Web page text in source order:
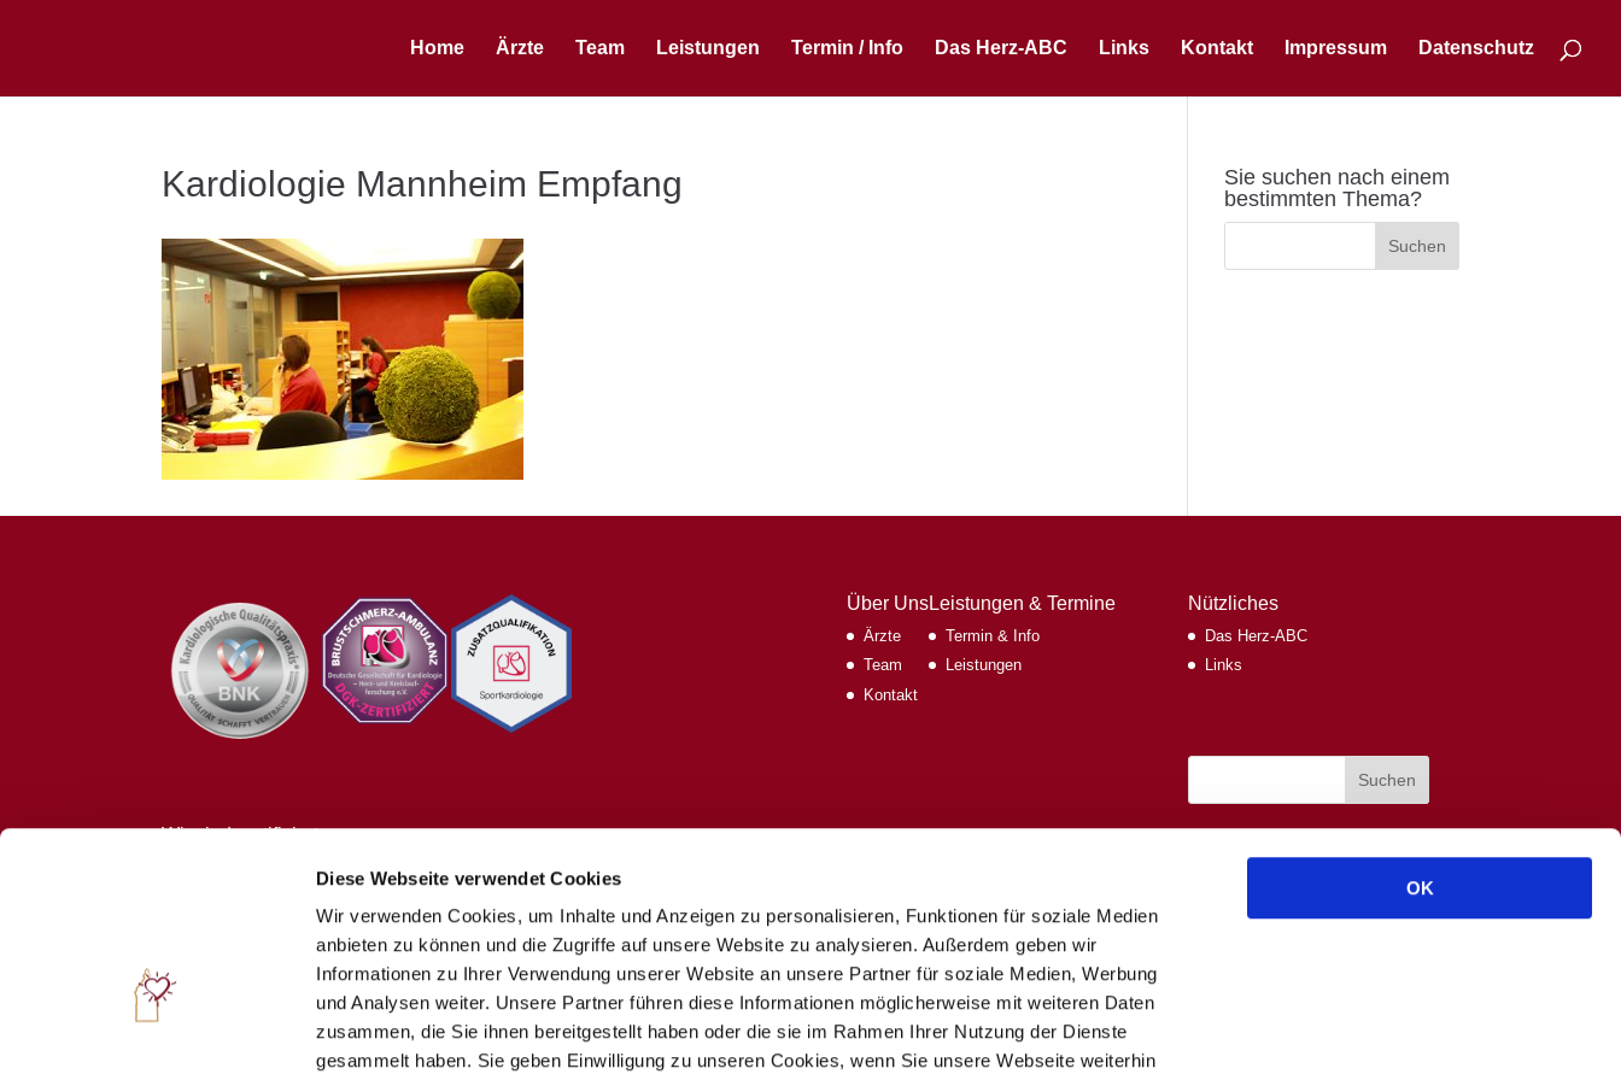
Diese Webseite verwendet Cookies
Wir verwenden Cookies, um Inhalte und Anzeigen zu personalisieren, Funktionen für soziale Medien
anbieten zu können und die Zugriffe auf unsere Website zu analysieren. Außerdem geben wir
Informationen zu Ihrer Verwendung unserer Website an unsere Partner für soziale Medien, Werbung
und Analysen weiter. Unsere Partner führen diese Informationen möglicherweise mit weiteren Daten
zusammen, die Sie ihnen bereitgestellt haben oder die sie im Rahmen Ihrer Nutzung der Dienste
gesammelt haben. Sie geben Einwilligung zu unseren Cookies, wenn Sie unsere Webseite weiterhin
OK
Home Ärzte Team Leistungen Termin / Info Das Herz-ABC Links Kontakt Impressum Datenschutz
Kardiologie Mannheim Empfang
Sie suchen nach einem
bestimmten Thema?
Wir sind zertifiziert
Unsere Praxisabläufe haben wir bereits 2008 im Rahmen einer ISO-9001-Zertifizierung
auf Ihren Qualitätsstandard hin erfolgreich prüfen lassen.
Im September 2011 erhielten wir als erste kardiologische Praxis in Deutschland das
des Bundes Niedergelassener Kardiologen.
Die Praxis ist seit 2012 von der Deutschen Gesellschaft für Kardiologie (DGK) als
Brustschmerz-Ambulanzzertifiziert. Es besteht die Zusatzqualifikation für
Sportkardiologie.
Kardiologische Schwerpunktpraxis ©2021. All Rights reserved.
Über Uns
Ärzte
Team
Kontakt
Leistungen & Termine
Termin & Info
Leistungen
Nützliches
Das Herz-ABC
Links